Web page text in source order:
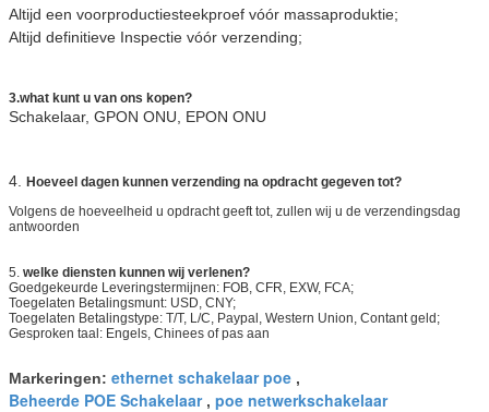
Altijd een voorproductiesteekproef vóór massaproduktie;
Altijd definitieve Inspectie vóór verzending;
3.what kunt u van ons kopen?
Schakelaar, GPON ONU, EPON ONU
4.
Hoeveel dagen kunnen verzending na opdracht gegeven tot?
Volgens de hoeveelheid u opdracht geeft tot, zullen wij u de verzendingsdag
antwoorden
5. welke diensten kunnen wij verlenen?
Goedgekeurde Leveringstermijnen: FOB, CFR, EXW, FCA;
Toegelaten Betalingsmunt: USD, CNY;
Toegelaten Betalingstype: T/T, L/C, Paypal, Western Union, Contant geld;
Gesproken taal: Engels, Chinees of pas aan
Markeringen: ethernet schakelaar poe ,
Beheerde POE Schakelaar, poe netwerkschakelaar